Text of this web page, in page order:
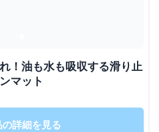
！油も水も吸収する滑り止
マット
詳細を見る